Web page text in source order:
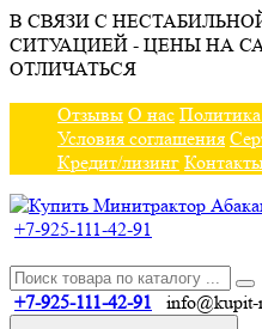
В СВЯЗИ С
СИТУАЦИЕЙ - ЦЕНЫ НА
ОТЛИЧАТЬСЯ
Отзывы О нас Политика
Условия соглашения
Кредит/лизинг
+7-925-111-42-91
+7-925-111-42-91